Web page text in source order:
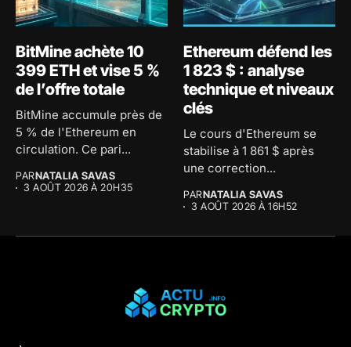
BitMine achète 10
399 ETH et vise 5 %
de l’offre totale
BitMine accumule près de
5 % de l'Ethereum en
circulation. Ce pari...
PARNATALIA SAVAS
3 AOÛT 2026 À 20H35
Ethereum défend les
1 823 $ : analyse
technique et niveaux
clés
Le cours d'Ethereum se
stabilise à 1 861 $ après
une correction...
PARNATALIA SAVAS
3 AOÛT 2026 À 16H52